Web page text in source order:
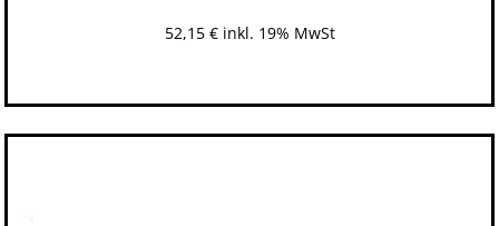
52,15 € inkl. 19% MwSt